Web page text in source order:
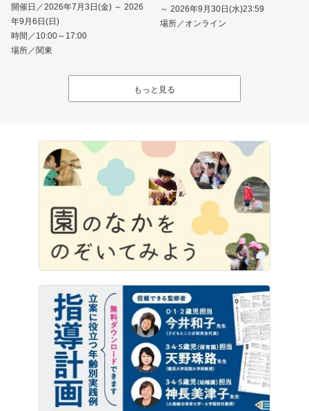
開催日／2026年7月3日(金) ～ 2026
年9月6日(日)
時間／10:00～17:00
場所／関東
～ 2026年9月30日(水)23:59
場所／オンライン
もっと見る